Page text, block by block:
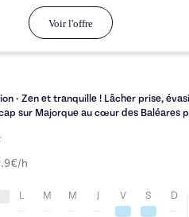
Voir l'offre
- Zen et tranquille ! Lâcher prise,
sur Majorque au cœur des Baléares
€/h
L M M J V S D